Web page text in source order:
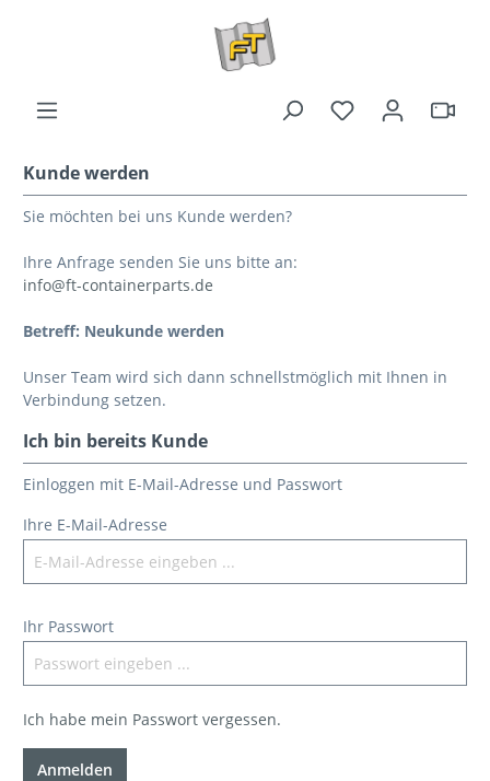
Kunde werden
Sie möchten bei uns Kunde werden?
Ihre Anfrage senden Sie uns bitte an:
info@ft-containerparts.de
Betreff: Neukunde werden
Unser Team wird sich dann schnellstmöglich mit Ihnen in
Verbindung setzen.
Ich bin bereits Kunde
Einloggen mit E-Mail-Adresse und Passwort
Ihre E-Mail-Adresse
Ihr Passwort
Ich habe mein Passwort vergessen.
Anmelden